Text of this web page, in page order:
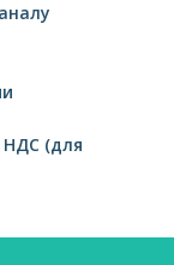
НДС (для